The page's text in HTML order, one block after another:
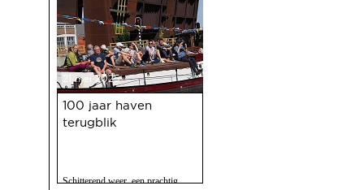
21 mei 2025
100 jaar haven
terugblik
Schitterend weer, een prachtig